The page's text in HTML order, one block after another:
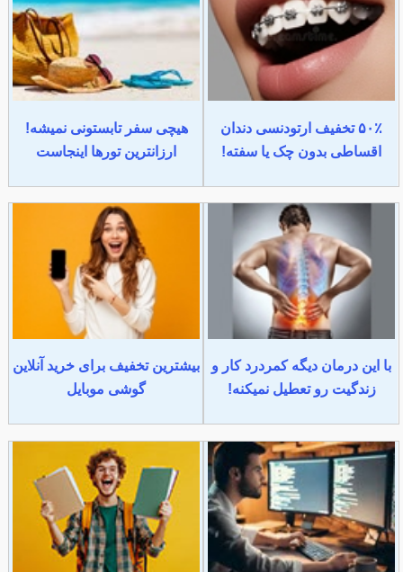
۵۰٪ تخفیف ارتودنسی دندان
اقساطی بدون چک یا سفته!
هیچی سفر تابستونی نمیشه!
ارزانترین تورها اینجاست
با این درمان دیگه کمردرد کار و
زندگیت رو تعطیل نمیکنه!
بیشترین تخفیف برای خرید آنلاین
گوشی موبایل